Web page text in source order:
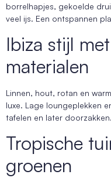
borrelhapjes, gekoelde
veel ijs. Een ontspannen
Ibiza stijl
materialen
Linnen, hout, rotan en
luxe. Lage loungeplekken
tafelen en later doorzakken.
Tropische
groenen